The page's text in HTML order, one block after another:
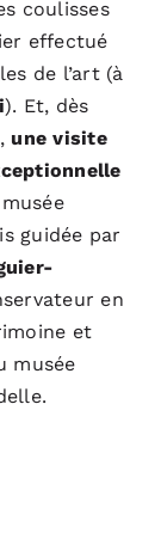
coulisses
effectué
de l’art (à
). Et, dès
une visite
guidée par
en
et
musée